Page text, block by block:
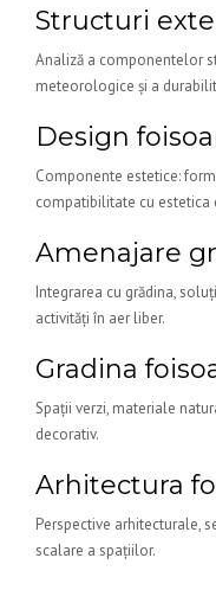
Structuri
Analiză a componentelor
meteorologice și a
Design
Componente estetice:
compatibilitate cu estetica
Amenajare
Integrarea cu grădina,
activități în aer liber.
Gradina
Spații verzi, materiale
decorativ.
Arhitectura
Perspective arhitecturale,
scalare a spațiilor.